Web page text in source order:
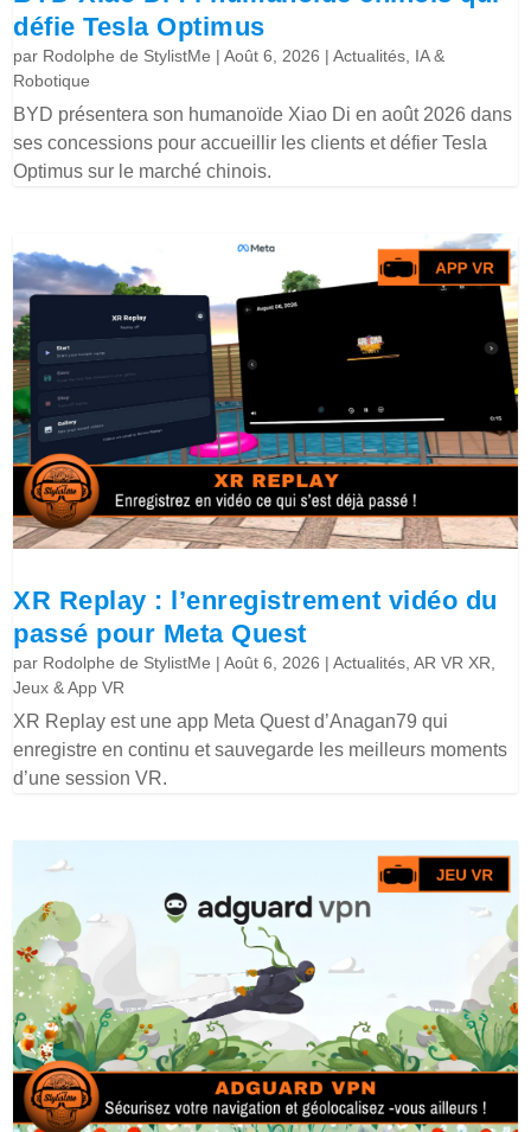
défie Tesla Optimus
par Rodolphe de StylistMe |Août 6, 2026 |Actualités IA &
Robotique
BYD présentera son humanoïde Xiao Di en août 2026 dans
ses concessions pour accueillir les clients et défier Tesla
Optimus sur le marché chinois.
XR Replay : l’enregistrement vidéo du
passé pour Meta Quest
par Rodolphe de StylistMe |Août 6, 2026 |Actualités ,AR VR XR
Jeux & App VR
XR Replay est une app Meta Quest d’Anagan79 qui
enregistre en continu et sauvegarde les meilleurs moments
d’une session VR.